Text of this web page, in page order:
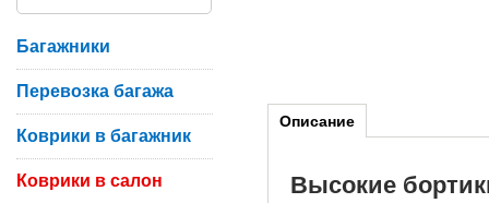
Описание
Высокие
Багажники
Перевозка багажа
Коврики в багажник
Коврики в салон